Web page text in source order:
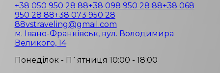
+38 050 950 28 88+38 098 950 28 88+38 068
950 28 88+38 073 950 28
88vstraveling@gmail.com
м. Івано-Франківськ, вул. Володимира
Великого, 14
Понеділок - П`ятниця 10:00 - 18:00